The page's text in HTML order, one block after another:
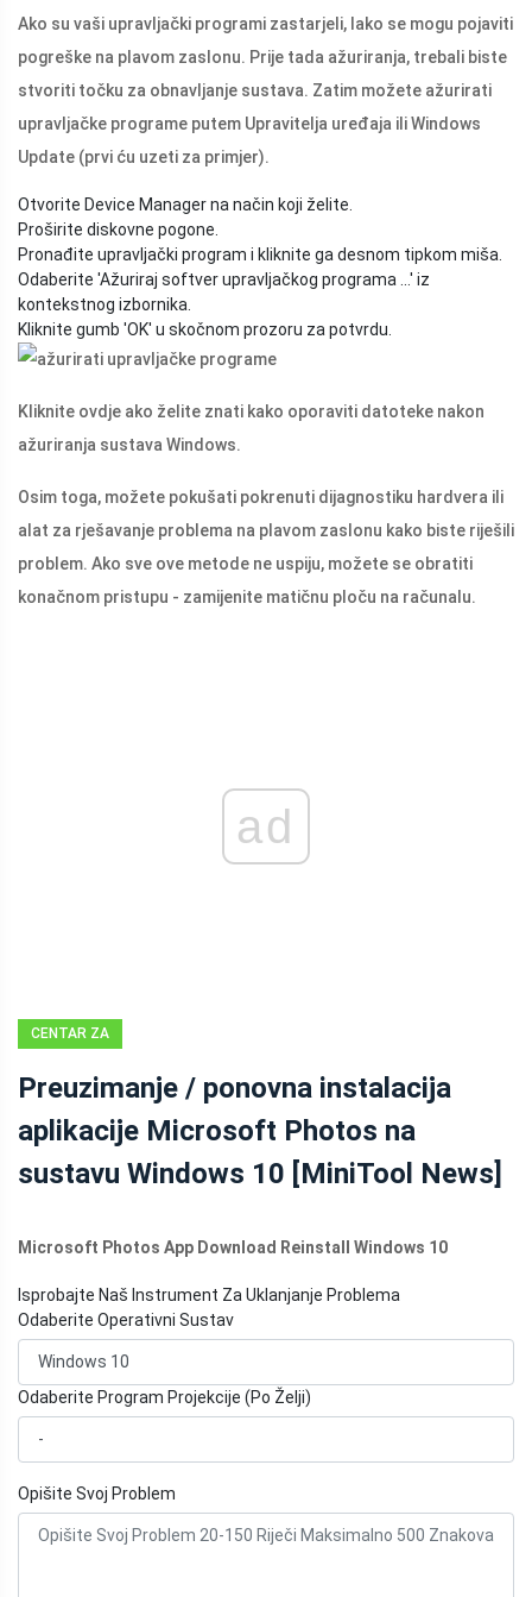
Ako su vaši upravljački programi zastarjeli, lako se mogu pojaviti
pogreške na plavom zaslonu. Prije tada ažuriranja, trebali biste
stvoriti točku za obnavljanje sustava. Zatim možete ažurirati
upravljačke programe putem Upravitelja uređaja ili Windows
Update (prvi ću uzeti za primjer).
Otvorite Device Manager na način koji želite.
Proširite diskovne pogone.
Pronađite upravljački program i kliknite ga desnom tipkom miša.
Odaberite 'Ažuriraj softver upravljačkog programa ...' iz
kontekstnog izbornika.
Kliknite gumb 'OK' u skočnom prozoru za potvrdu.
Kliknite ovdje ako želite znati kako oporaviti datoteke nakon
ažuriranja sustava Windows.
Osim toga, možete pokušati pokrenuti dijagnostiku hardvera ili
alat za rješavanje problema na plavom zaslonu kako biste riješili
problem. Ako sve ove metode ne uspiju, možete se obratiti
konačnom pristupu - zamijenite matičnu ploču na računalu.
ad
CENTAR ZA
MINITOOL
Preuzimanje / ponovna instalacija
aplikacije Microsoft Photos na
sustavu Windows 10 [MiniTool News]
Microsoft Photos App Download Reinstall Windows 10
Isprobajte Naš Instrument Za Uklanjanje Problema
Odaberite Operativni Sustav
Odaberite Program Projekcije (Po Želji)
Opišite Svoj Problem